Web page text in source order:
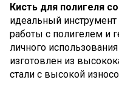
Кисть для полигеля
идеальный
работы с полигелем и
личного
изготовлен из
стали с высокой